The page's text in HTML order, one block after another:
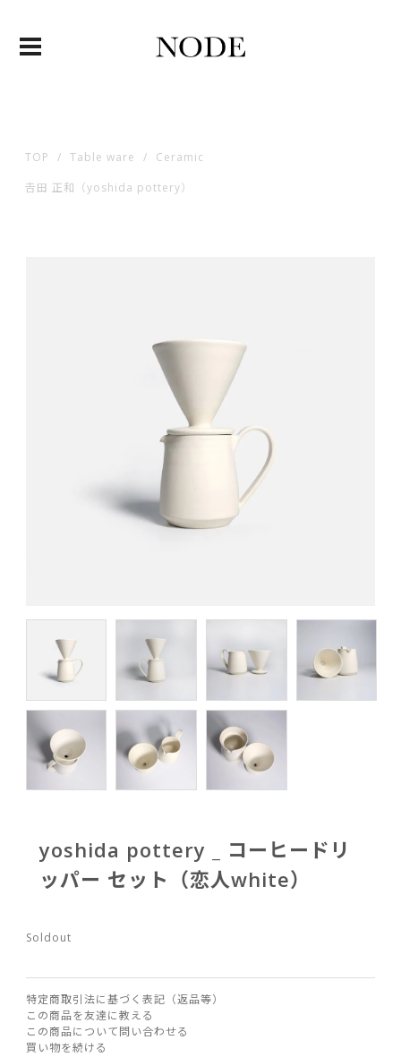
TOP Table ware
Ceramic
𠮷田 正和（yoshida pottery）
yoshida pottery _ コーヒードリ
ッパー セット（恋人white）
Soldout
特定商取引法に基づく表記（返品等）
この商品を友達に教える
この商品について問い合わせる
買い物を続ける